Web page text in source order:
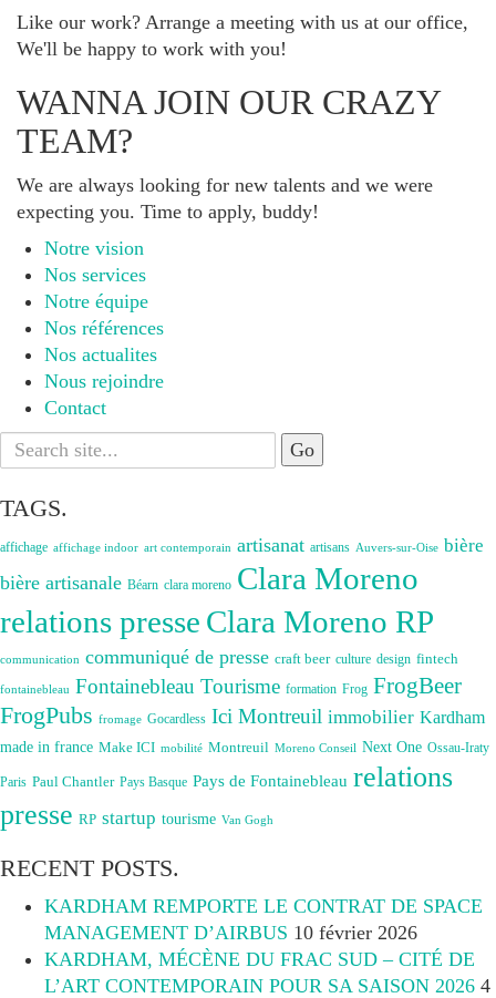
Like our work? Arrange a meeting with us at our office,
We'll be happy to work with you!
WANNA JOIN OUR CRAZY
TEAM?
We are always looking for new talents and we were
expecting you. Time to apply, buddy!
Notre vision
Nos services
Notre équipe
Nos références
Nos actualites
Nous rejoindre
Contact
Search
for:
TAGS.
affichage affichage indoor art contemporain artisanat artisans Auvers-sur-Oise bière
bière artisanale Béarn clara moreno Clara Moreno
relations presse Clara Moreno RP
communication communiqué de presse craft beer culture design fintech
fontainebleau Fontainebleau Tourisme formation Frog FrogBeer
FrogPubs fromage Gocardless Ici Montreuil immobilier Kardham
made in france Make ICI mobilité Montreuil Moreno Conseil Next One Ossau-Iraty
Paris Paul Chantler Pays Basque Pays de Fontainebleau relations
presse RP startup tourisme Van Gogh
RECENT POSTS.
KARDHAM REMPORTE LE CONTRAT DE SPACE
MANAGEMENT D’AIRBUS 10 février 2026
KARDHAM, MÉCÈNE DU FRAC SUD – CITÉ DE
L’ART CONTEMPORAIN POUR SA SAISON 2026 4